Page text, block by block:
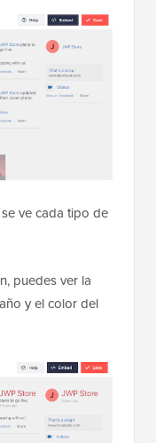
ve cada tipo de
puedes ver la
y el color del